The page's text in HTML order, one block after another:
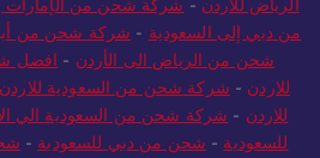
الرياض للاردن - شركة شحن من الإمارات
من دبي إلى السعودية - شركة شحن من
شحن من الرياض الى الأردن - افضل
للاردن - شركة شحن من السعودية للاردن
للاردن - شركة شحن من السعودية الي
للسعودية - شحن من دبي للسعودية -